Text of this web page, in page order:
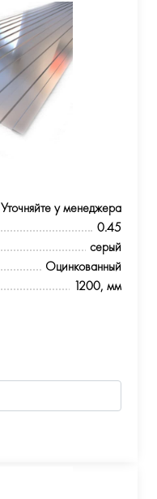
Уточняйте у менеджера
0.45
серый
Оцинкованный
1200, мм